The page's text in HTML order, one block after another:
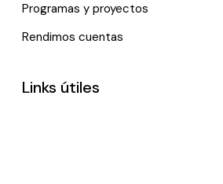
Programas y proyectos
Rendimos cuentas
Links útiles